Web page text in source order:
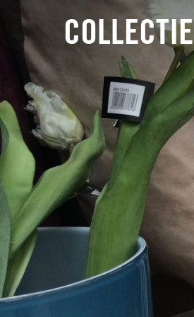
COLLECTIE